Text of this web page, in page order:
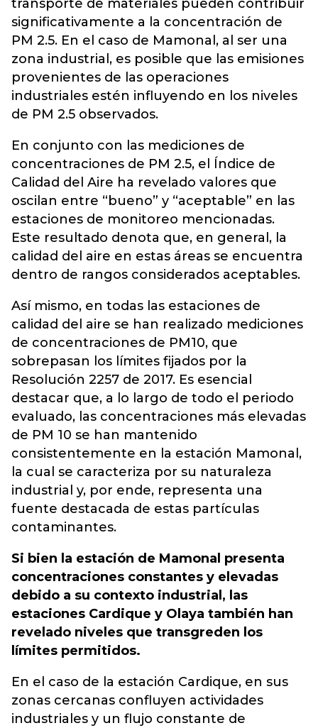
transporte de materiales pueden contribuir
significativamente a la concentración de
PM 2.5. En el caso de Mamonal, al ser una
zona industrial, es posible que las emisiones
provenientes de las operaciones
industriales estén influyendo en los niveles
de PM 2.5 observados.
En conjunto con las mediciones de
concentraciones de PM 2.5, el Índice de
Calidad del Aire ha revelado valores que
oscilan entre “bueno” y “aceptable” en las
estaciones de monitoreo mencionadas.
Este resultado denota que, en general, la
calidad del aire en estas áreas se encuentra
dentro de rangos considerados aceptables.
Así mismo, en todas las estaciones de
calidad del aire se han realizado mediciones
de concentraciones de PM10, que
sobrepasan los límites fijados por la
Resolución 2257 de 2017. Es esencial
destacar que, a lo largo de todo el periodo
evaluado, las concentraciones más elevadas
de PM 10 se han mantenido
consistentemente en la estación Mamonal,
la cual se caracteriza por su naturaleza
industrial y, por ende, representa una
fuente destacada de estas partículas
contaminantes.
Si bien la estación de Mamonal presenta
concentraciones constantes y elevadas
debido a su contexto industrial, las
estaciones Cardique y Olaya también han
revelado niveles que transgreden los
límites permitidos.
En el caso de la estación Cardique, en sus
zonas cercanas confluyen actividades
industriales y un flujo constante de